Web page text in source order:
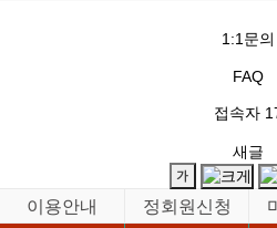
1:1문의
FAQ
접속자
새글
이용안내 정회원신청